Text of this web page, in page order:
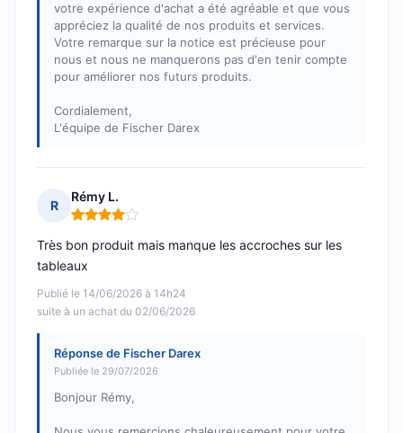
votre expérience d'achat a été agréable et que vous
appréciez la qualité de nos produits et services.
Votre remarque sur la notice est précieuse pour
nous et nous ne manquerons pas d'en tenir compte
pour améliorer nos futurs produits.
Cordialement,
L'équipe de Fischer Darex
R
Rémy L.
Note : 4 sur 5
Publié le 14/06/2026 à 14h24
suite à un achat du 02/06/2026
Très bon produit mais manque les accroches sur les
tableaux
Réponse de Fischer Darex
Publiée le 29/07/2026
Bonjour Rémy,